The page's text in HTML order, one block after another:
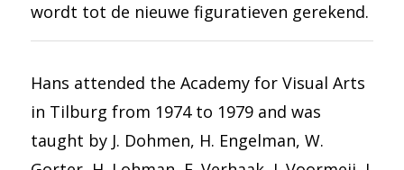
wordt tot de nieuwe figuratieven gerekend.
Hans attended the Academy for Visual Arts
in Tilburg from 1974 to 1979 and was
taught by J. Dohmen, H. Engelman, W.